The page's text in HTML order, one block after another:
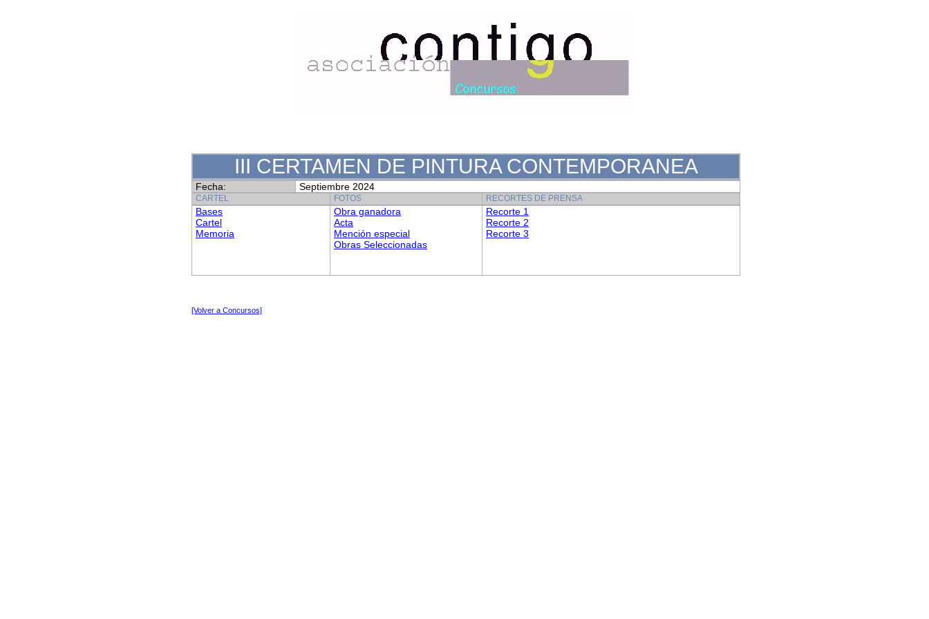
III CERTAMEN DE PINTURA CONTEMPORANEA
Fecha: Septiembre 2024
CARTEL FOTOS RECORTES DE PRENSA
Bases
Cartel
Memoria
Obra ganadora
Acta
Mención especial
Obras Seleccionadas
Recorte 1
Recorte 2
Recorte 3
[Volver a Concursos]